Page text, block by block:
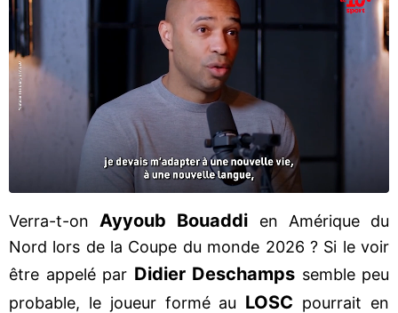
Verra-t-on Ayyoub Bouaddi en Amérique du
Nord lors de la Coupe du monde 2026 ? Si le voir
être appelé par Didier Deschamps semble peu
probable, le joueur formé au LOSC pourrait en